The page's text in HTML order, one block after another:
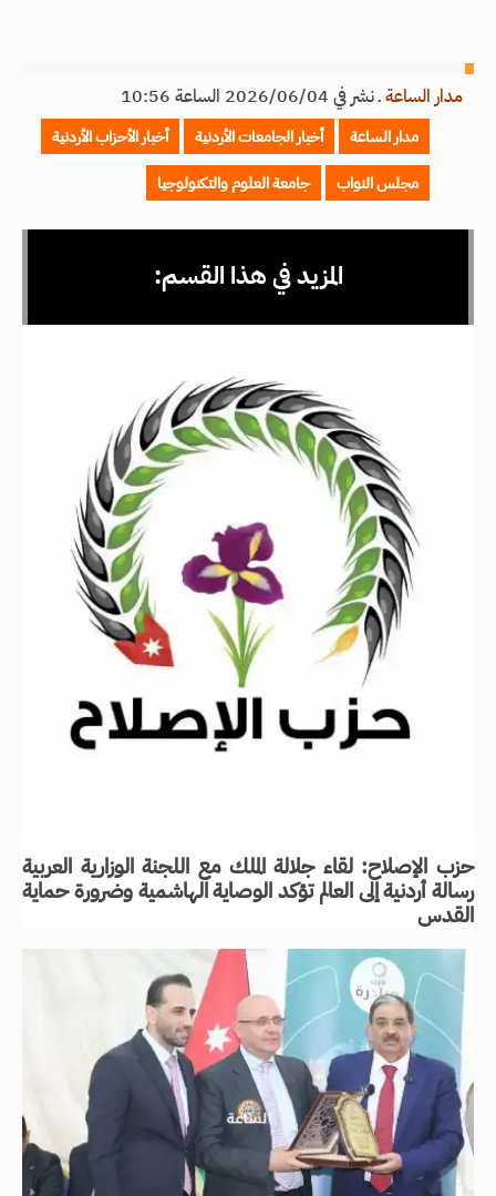
مدار الساعةـنشر في 2026/06/04 الساعة 10:56
مدار الساعة أخبار الجامعات الأردنية
أخبار الأحزاب الأردنية
مجلس النواب
جامعة العلوم والتكنولوجيا
المزيد في هذا القسم:
حزب الإصلاح: لقاء جلالة الملك مع اللجنة الوزارية العربية
رسالة أردنية إلى العالم تؤكد الوصاية الهاشمية وضرورة حماية
القدس